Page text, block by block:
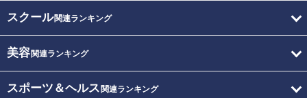
スクール関連ランキング
美容関連ランキング
スポーツ＆ヘルス 関連ランキング